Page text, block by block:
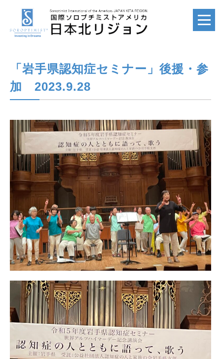
ホーム
SI
国際ソロプチミスト
アメリカ
SIA
日本北リジョン
JAPAN KITA
リンク
LINK
お問い合わせ
CONTACT
「岩手県認知症セミナー」後援・参
加 2023.9.28